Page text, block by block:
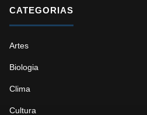
CATEGORIAS
Artes
Biologia
Clima
Cultura